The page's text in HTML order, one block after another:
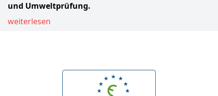
und Umweltprüfung.
weiterlesen